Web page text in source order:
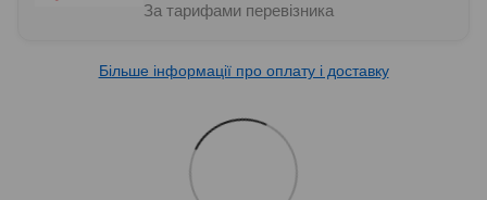
За тарифами перевізника
Більше інформації про оплату і доставку